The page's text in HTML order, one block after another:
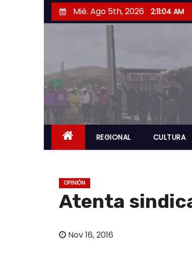
a
r
a
l
n
Mié. Ago 5th, 2026 2:11:05 AM
REGIONAL CULTURA
OPINIÓN
Atenta
Nov 16, 2016